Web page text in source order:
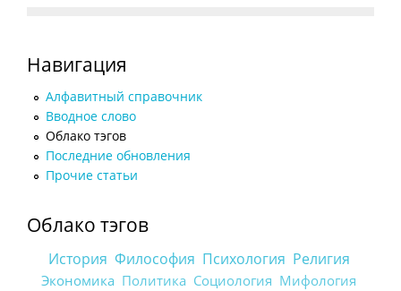
Навигация
Алфавитный справочник
Вводное слово
Облако тэгов
Последние обновления
Прочие статьи
Облако тэгов
История Философия Психология Религия
Экономика Политика Социология Мифология